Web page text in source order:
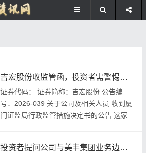
吉宏股份收监管函，投资者需警惕哪些风险？
证券代码： 证券简称：吉宏股份 公告编
号：2026-039 关于公司及相关人员 收到厦
门证监局行政监管措施决定书的公告 这家
投资者提问公司与美丰集团业务边界等问题，董秘一一回应